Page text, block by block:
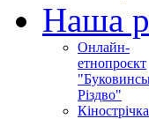
Наша
Онлайн-
етнопроєкт
Різдво"
Кінострічка